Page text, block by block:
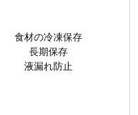
食材の冷凍保存
長期保存
液漏れ防止